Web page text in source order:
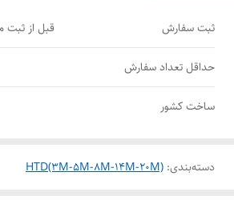
ثبت سفارش قبل از ثبت
حداقل تعداد سفارش
ساخت کشور
دسته‌بندی:
HTD(3M-5M-8M-14M-20M)